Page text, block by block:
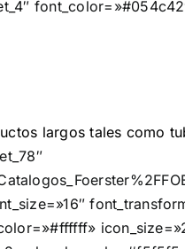
largos tales como